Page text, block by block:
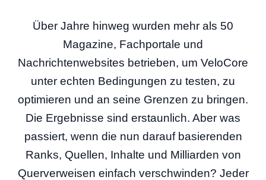
Über Jahre hinweg wurden mehr als 50
Magazine, Fachportale und
Nachrichtenwebsites betrieben, um VeloCore
unter echten Bedingungen zu testen, zu
optimieren und an seine Grenzen zu bringen.
Die Ergebnisse sind erstaunlich. Aber was
passiert, wenn die nun darauf basierenden
Ranks, Quellen, Inhalte und Milliarden von
Querverweisen einfach verschwinden? Jeder